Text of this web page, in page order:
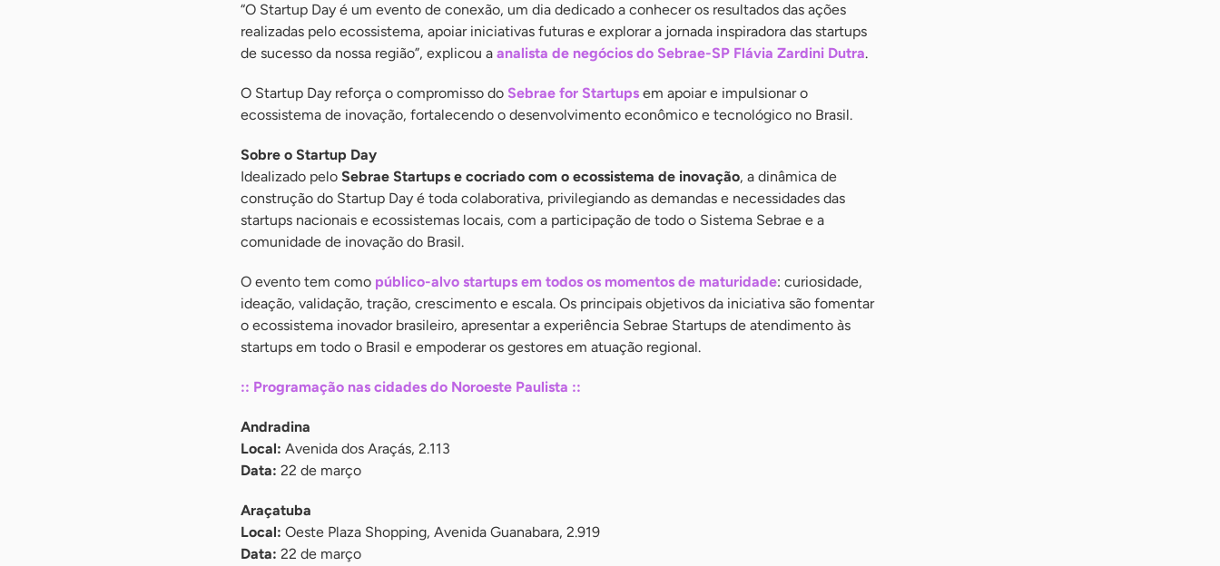
“O Startup Day é um evento de conexão, um dia dedicado a conhecer os resultados das ações
realizadas pelo ecossistema, apoiar iniciativas futuras e explorar a jornada inspiradora das startups
de sucesso da nossa região”, explicou a analista de negócios do Sebrae-SP Flávia Zardini Dutra.
O Startup Day reforça o compromisso do Sebrae for Startups em apoiar e impulsionar o
ecossistema de inovação, fortalecendo o desenvolvimento econômico e tecnológico no Brasil.
Sobre o Startup Day
Idealizado pelo Sebrae Startups e cocriado com o ecossistema de inovação, a dinâmica de
construção do Startup Day é toda colaborativa, privilegiando as demandas e necessidades das
startups nacionais e ecossistemas locais, com a participação de todo o Sistema Sebrae e a
comunidade de inovação do Brasil.
O evento tem como público-alvo startups em todos os momentos de maturidade: curiosidade,
ideação, validação, tração, crescimento e escala. Os principais objetivos da iniciativa são fomentar
o ecossistema inovador brasileiro, apresentar a experiência Sebrae Startups de atendimento às
startups em todo o Brasil e empoderar os gestores em atuação regional.
:: Programação nas cidades do Noroeste Paulista ::
Andradina
Local: Avenida dos Araçás, 2.113
Data: 22 de março
Araçatuba
Local: Oeste Plaza Shopping, Avenida Guanabara, 2.919
Data: 22 de março